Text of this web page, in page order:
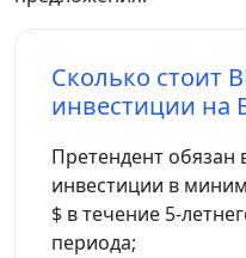
Сколько стоит
инвестиции на
Претендент обязан
инвестиции в
$ в течение 5-
периода;